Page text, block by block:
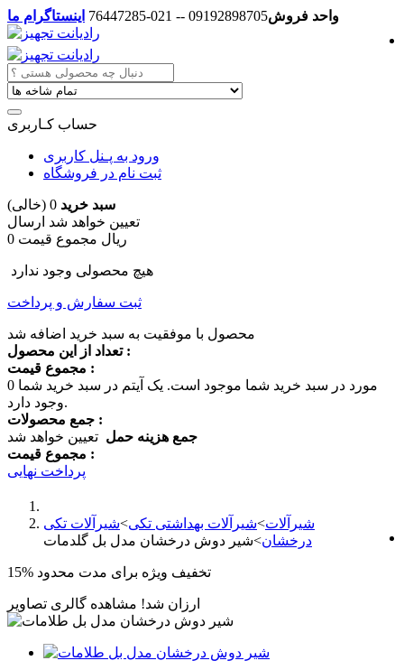
واحد فروش09192898705 -- 021-76447285 اینستاگرام ما
حساب کـاربری
ورود به پـنل کاربری
ثبت نام در فروشگاه
سبد خرید 0 (خالی)
تعیین خواهد شد ارسال
0 ریال مجموع قیمت
هیچ محصولی وجود ندارد
ثبت سفارش و پرداخت
محصول با موفقیت به سبد خرید اضافه شد
تعداد از این محصول :
مجموع قیمت :
0
مورد در سبد خرید شما موجود است. یک آیتم در سبد خرید شما
وجود دارد.
جمع محصولات :
جمع هزینه حمل تعیین خواهد شد
مجموع قیمت :
پرداخت نهایی
شیرآلات>شیرآلات بهداشتی تکی>شیرآلات تکی
درخشان>شیر دوش درخشان مدل بل گلدمات
15% تخفیف ویژه برای مدت محدود
ارزان شد! مشاهده گالری تصاویر